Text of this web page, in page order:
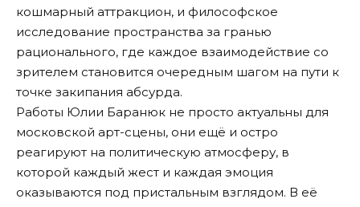
кошмарный аттракцион, и философское
исследование пространства за гранью
рационального, где каждое взаимодействие со
зрителем становится очередным шагом на пути к
точке закипания абсурда.
Работы Юлии Баранюк не просто актуальны для
московской арт-сцены, они ещё и остро
реагируют на политическую атмосферу, в
которой каждый жест и каждая эмоция
оказываются под пристальным взглядом. В её